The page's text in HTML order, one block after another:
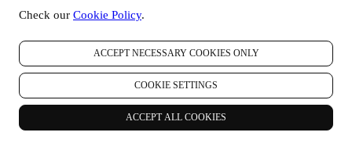
Check our Cookie Policy.
ACCEPT NECESSARY COOKIES ONLY
COOKIE SETTINGS
ACCEPT ALL COOKIES
FOR Å OPPRETTE EN KONTO I LE CREUSET
som vil gi deg tilgang til en rekke fordeler tilegnet registrerte
brukere, for bedre å nyte våre tjenester, så som raskere
utsjekking, lagre flere forsendelsesadresser, vise og spore
bestillinger. Denne behandlingsaktiviteten er basert på den
kontraktsmessige utførelse av denne tjenesten.
FOR Å FORVALTE DINE BESTILLINGER OG LEVERE
VÅRE PRODUKTER, TJENESTER OG BISTAND TIL